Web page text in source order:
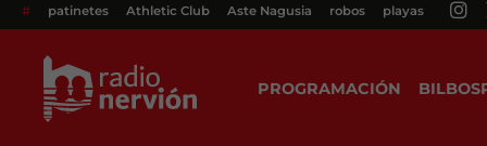
# patinetes Athletic Club Aste Nagusia robos playas
PROGRAMACIÓN